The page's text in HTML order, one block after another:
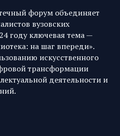
форум объединяет
вузовских
году ключевая тема —
на шаг впереди».
искусственного
трансформации
деятельности и